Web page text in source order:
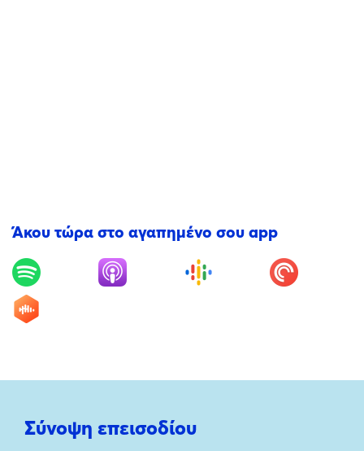
Άκου τώρα στο αγαπημένο σου app
Σύνοψη επεισοδίου